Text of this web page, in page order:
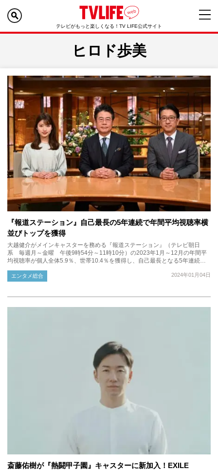
テレビがもっと楽しくなる！TV LIFE公式サイト
ヒロド歩美
『報道ステーション』自己最長の5年連続で年間平均視聴率横
並びトップを獲得
大越健介がメインキャスターを務める『報道ステーション』（テレビ朝日
系 毎週月～金曜 午後9時54分～11時10分）の2023年1月～12月の年間平
均視聴率が個人全体5.9％、世帯10.4％を獲得し、自己最長となる5年連続…
2024年01月04日
エンタメ総合
斎藤佑樹が『熱闘甲子園』キャスターに新加入！EXILE